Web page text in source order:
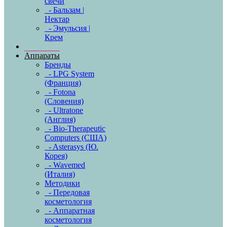
- Бальзам |
Нектар
- Эмульсия |
Крем
Аппараты
Бренды
- LPG System
(Франция)
- Fotona
(Словения)
- Ultratone
(Англия)
- Bio-Therapeutic
Computers (США)
- Asterasys (Ю.
Корея)
- Wavemed
(Италия)
Методики
- Передовая
косметология
- Аппаратная
косметология